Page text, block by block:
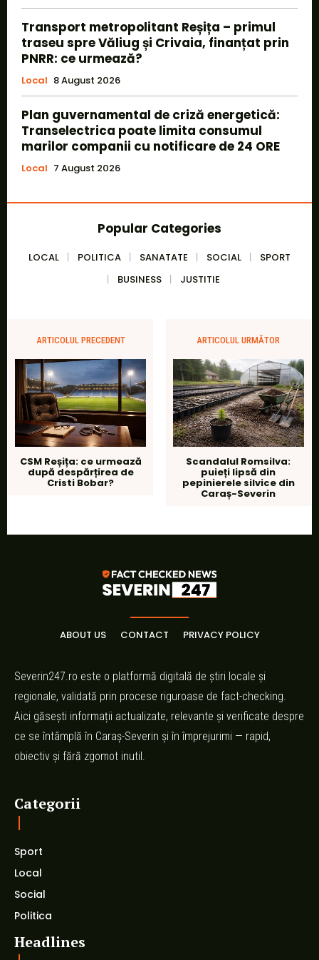
Transport metropolitant Reșița – primul
traseu spre Văliug și Crivaia, finanțat prin
PNRR: ce urmează?
Local 8 August 2026
Plan guvernamental de criză energetică:
Transelectrica poate limita consumul
marilor companii cu notificare de 24 ORE
Local 7 August 2026
Popular Categories
LOCAL POLITICA SANATATE SOCIAL
SPORT
BUSINESS
JUSTITIE
ARTICOLUL PRECEDENT
CSM Reșița: ce urmează
după despărțirea de
Cristi Bobar?
ARTICOLUL URMĂTOR
Scandalul Romsilva:
puieți lipsă din
pepinierele silvice din
Caraș-Severin
ABOUT US CONTACT PRIVACY POLICY
Severin247.ro este o platformă digitală de știri locale și
regionale, validată prin procese riguroase de fact-checking.
Aici găsești informații actualizate, relevante și verificate despre
ce se întâmplă în Caraș-Severin și în împrejurimi — rapid,
obiectiv și fără zgomot inutil.
Categorii
Sport
Local
Social
Politica
Headlines